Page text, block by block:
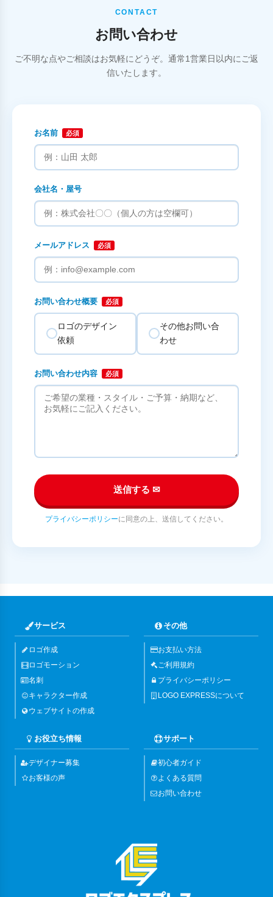
CONTACT
お問い合わせ
ご不明な点やご相談はお気軽にどうぞ。通常1営業日以内にご返
信いたします。
お名前 必須
会社名・屋号
メールアドレス 必須
お問い合わせ概要 必須
ロゴのデザイン
依頼
その他お問い合
わせ
お問い合わせ内容 必須
送信する ✉
プライバシーポリシーに同意の上、送信してください。
サービス
ロゴ作成
ロゴモーション
名刺
キャラクター作成
ウェブサイトの作成
その他
お支払い方法
ご利用規約
プライバシーポリシー
LOGO EXPRESSについて
お役立ち情報
デザイナー募集
お客様の声
サポート
初心者ガイド
よくある質問
お問い合わせ